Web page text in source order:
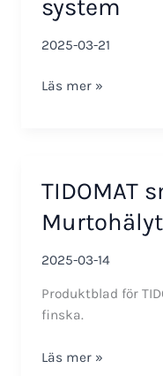
system
2025-03-21
Folder
Läs mer »
TIDOMAT
2025-03-14
Produktblad för
finska.
TIDOMAT
Läs mer »